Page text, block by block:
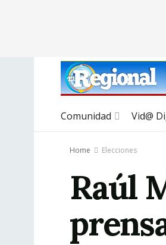
Comunidad Vid@
Home Elecciones
Raúl